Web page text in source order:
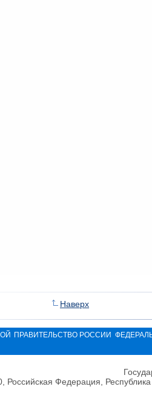
Наверх
ПРАВИТЕЛЬСТВО РОССИИ
Российская Федерация,